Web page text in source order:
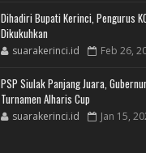
Dihadiri Bupati Kerinci, Pengurus
Dikukuhkan
suarakerinci.id Feb 26,
PSP Siulak Panjang Juara,
Turnamen Alharis Cup
suarakerinci.id Jan 15,